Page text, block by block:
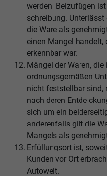
werden. Beizufügen
schreibung. Unterlässt
die Ware als
einen Mangel handelt,
erkennbar war.
Mängel der Waren, die
ordnungsgemäßen
nicht feststellbar sind,
nach deren Entde-
sich um ein
anderenfalls gilt die
Mangels als
Erfüllungsort ist,
Kunden vor Ort
Autowelt.